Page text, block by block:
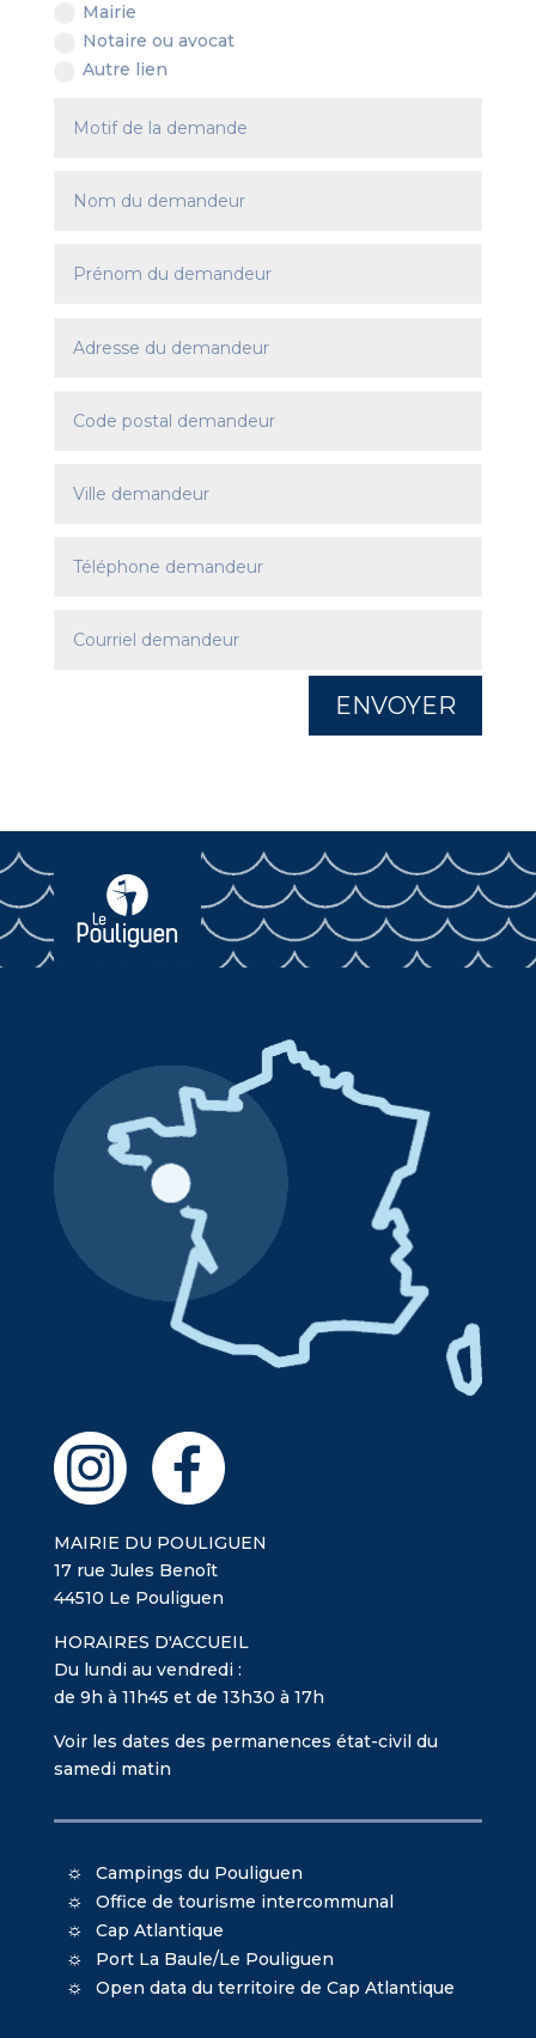
Mairie
Notaire ou avocat
Autre lien
ENVOYER
MAIRIE DU POULIGUEN
17 rue Jules Benoît
44510 Le Pouliguen
HORAIRES D'ACCUEIL
Du lundi au vendredi :
de 9h à 11h45 et de 13h30 à 17h
Voir les dates des permanences état-civil du
samedi matin
Campings du Pouliguen
Office de tourisme intercommunal
Cap Atlantique
Port La Baule/Le Pouliguen
Open data du territoire de Cap Atlantique